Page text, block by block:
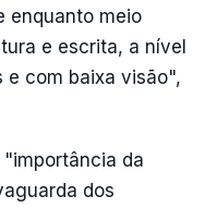
enquanto meio
e escrita, a nível
e com baixa visão",
da
dos